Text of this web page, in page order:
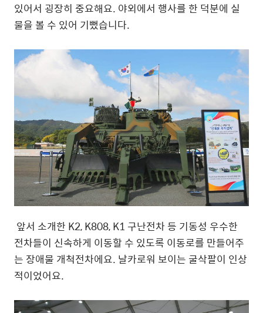
있어서 굉장히 중요해요. 야외에서 행사를 한 덕분에 실
물을 볼 수 있어 기뻤습니다.
앞서 소개한 K2, K808, K1 구난전차 등 기동성 우수한
전차들이 신속하게 이동할 수 있도록 이동로를 만들어주
는 장애물 개척전차에요. 날카로워 보이는 굴삭팔이 인상
적이었어요.